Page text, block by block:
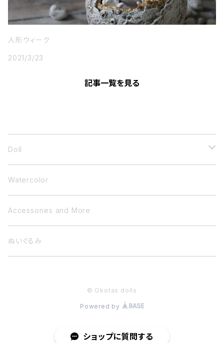
人形ウィーク
2021/3/23
記事一覧を見る
Doll
小さいドール
衣装ドール
ぬいぐるみ
Watercolor
Accessories and More
ぬいぐるみ
© Okotas dolls
Powered by
ショップに質問する